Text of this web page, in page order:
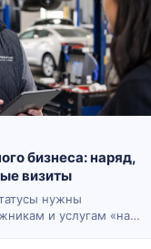
бизнеса: наряд,
визиты
нужны
и услугам «на